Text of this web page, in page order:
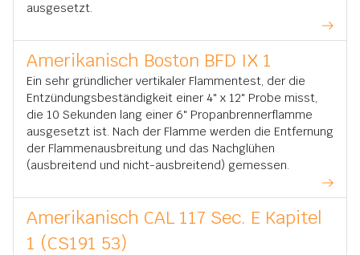
ausgesetzt.
Amerikanisch Boston BFD IX 1
Ein sehr gründlicher vertikaler Flammentest, der die
Entzündungsbeständigkeit einer 4" x 12" Probe misst,
die 10 Sekunden lang einer 6" Propanbrennerflamme
ausgesetzt ist. Nach der Flamme werden die Entfernung
der Flammenausbreitung und das Nachglühen
(ausbreitend und nicht-ausbreitend) gemessen.
Amerikanisch CAL 117 Sec. E Kapitel
1 (CS191 53)